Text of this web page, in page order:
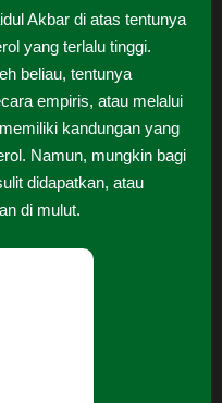
Akbar di atas tentunya
yang terlalu tinggi.
beliau, tentunya
empiris, atau melalui
kandungan yang
Namun, mungkin bagi
didapatkan, atau
di mulut.